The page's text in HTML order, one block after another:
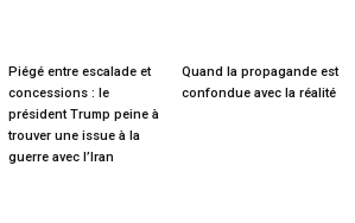
Piégé entre escalade et
concessions : le
président Trump peine à
trouver une issue à la
guerre avec l’Iran
Quand la propagande est
confondue avec la réalité